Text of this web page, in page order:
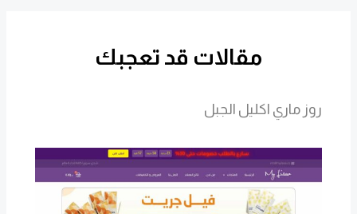
مقالات قد تعجبك
روز ماري اكليل الجبل